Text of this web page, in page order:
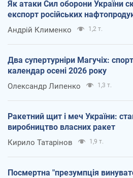
Як атаки Сил оборони України
експорт російських
Андрій Клименко 1,2 т.
Два супертурніри Магучіх:
календар осені 2026 року
Олександр Липенко 1,3 т.
Ракетний щит і меч України:
виробництво власних ракет
Кирило Татарінов 1,9 т.
Посмертна "презумпція